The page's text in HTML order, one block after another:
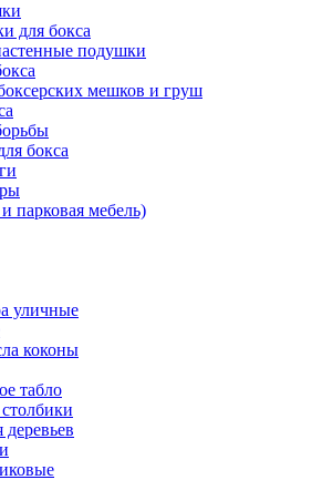
для бокса
подушки
мешков и груш
бокса
мебель)
уличные
коконы
табло